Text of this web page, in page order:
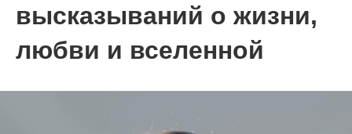
высказываний о жизни,
любви и вселенной